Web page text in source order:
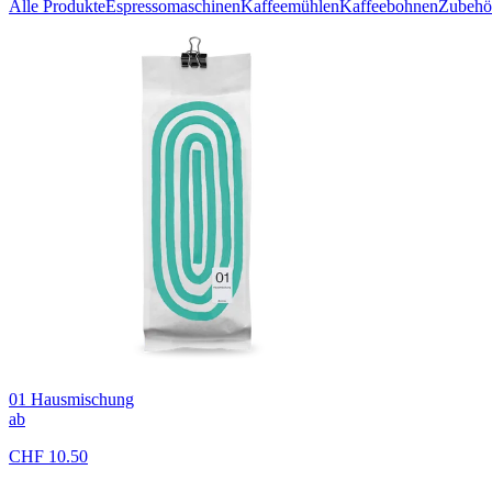
Alle ProdukteEspressomaschinenKaffeemühlenKaffeebohnen
01 Hausmischung
ab
CHF 10.50